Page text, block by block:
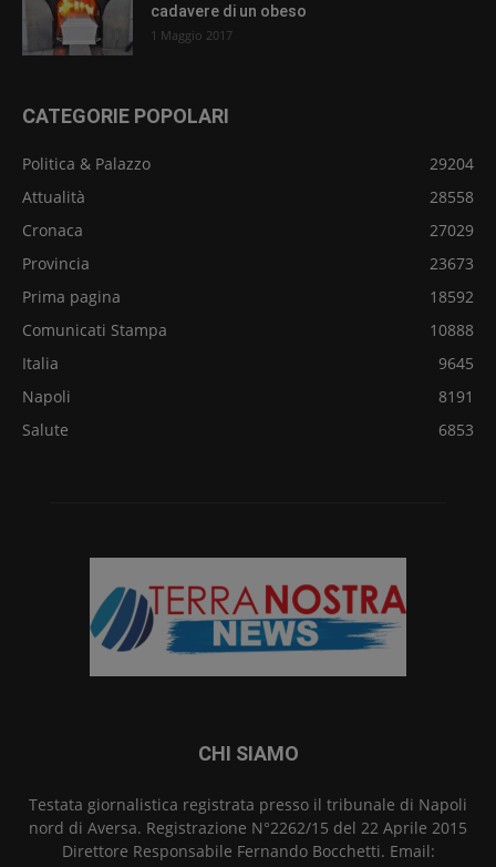
cadavere di un obeso
1 Maggio 2017
CATEGORIE POPOLARI
Politica & Palazzo
29204
Attualità
28558
Cronaca
27029
Provincia
23673
Prima pagina
18592
Comunicati Stampa
10888
Italia
9645
Napoli
8191
Salute
6853
CHI SIAMO
Testata giornalistica registrata presso il tribunale di Napoli
nord di Aversa. Registrazione N°2262/15 del 22 Aprile 2015
Direttore Responsabile Fernando Bocchetti. Email: